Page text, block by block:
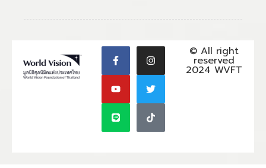
© All right
reserved
2024 WVFT